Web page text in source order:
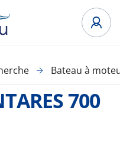
Bateau à
700